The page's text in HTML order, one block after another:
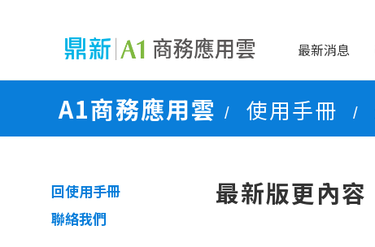
最新消息
A1商務應用雲 / 使用手冊 /
回使用手冊
聯絡我們
最新版更內容